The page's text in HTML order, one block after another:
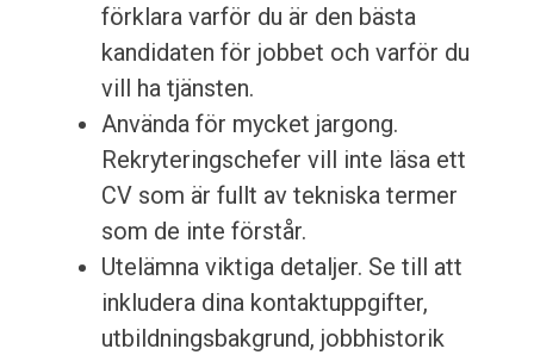
förklara varför du är den bästa
kandidaten för jobbet och varför du
vill ha tjänsten.
Använda för mycket jargong.
Rekryteringschefer vill inte läsa ett
CV som är fullt av tekniska termer
som de inte förstår.
Utelämna viktiga detaljer. Se till att
inkludera dina kontaktuppgifter,
utbildningsbakgrund, jobbhistorik